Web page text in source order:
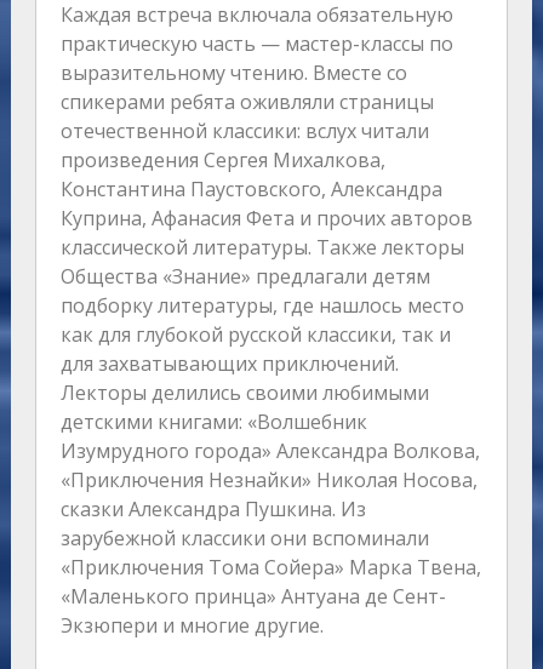
Каждая встреча включала обязательную
практическую часть — мастер-классы по
выразительному чтению. Вместе со
спикерами ребята оживляли страницы
отечественной классики: вслух читали
произведения Сергея Михалкова,
Константина Паустовского, Александра
Куприна, Афанасия Фета и прочих авторов
классической литературы. Также лекторы
Общества «Знание» предлагали детям
подборку литературы, где нашлось место
как для глубокой русской классики, так и
для захватывающих приключений.
Лекторы делились своими любимыми
детскими книгами: «Волшебник
Изумрудного города» Александра Волкова,
«Приключения Незнайки» Николая Носова,
сказки Александра Пушкина. Из
зарубежной классики они вспоминали
«Приключения Тома Сойера» Марка Твена,
«Маленького принца» Антуана де Сент-
Экзюпери и многие другие.